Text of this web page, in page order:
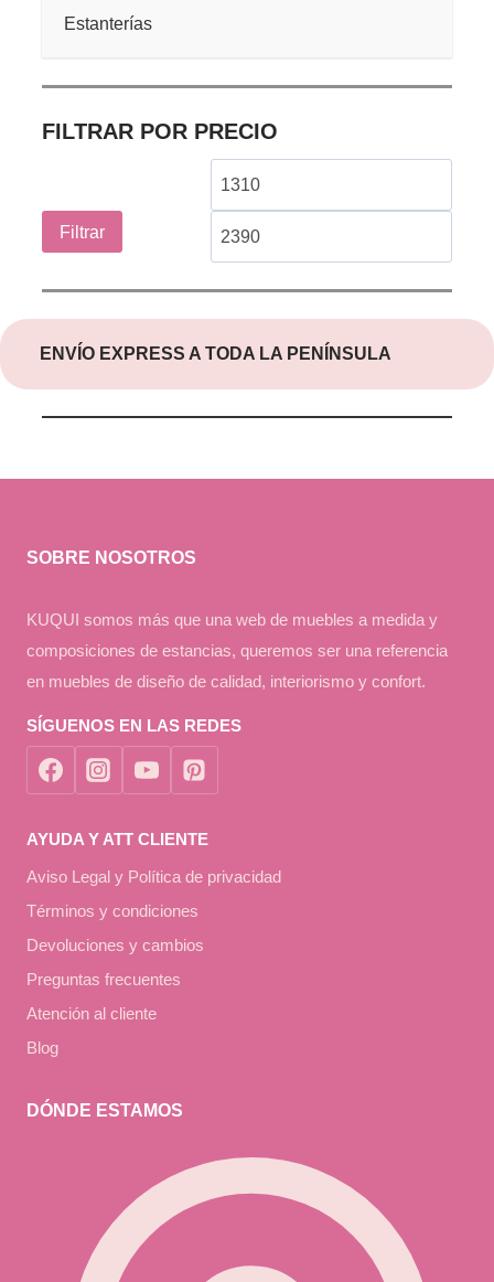
Estanterías
FILTRAR POR PRECIO
Precio
mínimo
Filtrar
ENVÍO EXPRESS A TODA LA PENÍNSULA
SOBRE NOSOTROS
KUQUI somos más que una web de muebles a medida y
composiciones de estancias, queremos ser una referencia
en muebles de diseño de calidad, interiorismo y confort.
SÍGUENOS EN LAS REDES
AYUDA Y ATT CLIENTE
Aviso Legal y Política de privacidad
Términos y condiciones
Devoluciones y cambios
Preguntas frecuentes
Atención al cliente
Blog
DÓNDE ESTAMOS